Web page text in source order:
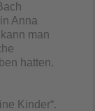
Anna
man
hatten.
Kinder“.